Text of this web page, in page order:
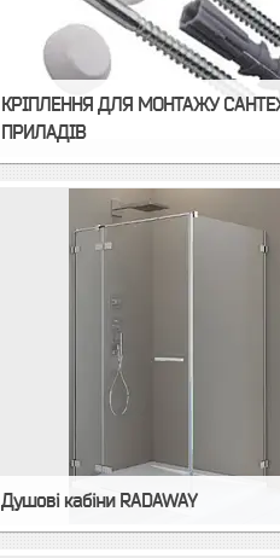
КРІПЛЕННЯ ДЛЯ МОНТАЖУ
ПРИЛАДІВ
Душовi кабiни RADAWAY